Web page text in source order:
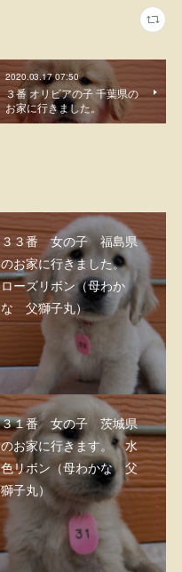
2020.03.17 07:50
３番 オリビアの子 千葉県の
お家に行きました。
３３番 女の子 福島県
のお家に行きました。
ローズリボン（母わか
な 父獅子丸）
３１番 女の子 茨城県
のお家に行きます。 水
色リボン（母わかな 父
獅子丸）